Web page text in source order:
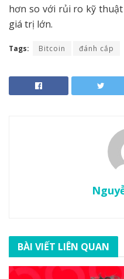
hơn so với rủi ro kỹ
giá trị lớn.
Tags: Bitcoin đánh cắp
BÀI VIẾT LIÊN QUAN